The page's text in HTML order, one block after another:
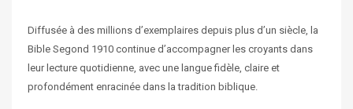
Diffusée à des millions d’exemplaires depuis plus d’un siècle, la
Bible Segond 1910 continue d’accompagner les croyants dans
leur lecture quotidienne, avec une langue fidèle, claire et
profondément enracinée dans la tradition biblique.